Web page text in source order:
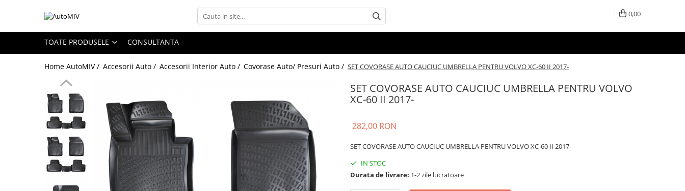
Toate Produsele
Oferta Saptamanii
Bloc Lumini
Butoane Reglare Oglinzi
Seturi Butoane
Butoane Blocare/Deblocare
Buton Frana
Buton Clapeta Rezervor
0,00
TOATE PRODUSELE CONSULTANTA
Home AutoMIV / Accesorii Auto / Accesorii Interior Auto / Covorase Auto/ Presuri Auto / SET COVORASE AUTO CAUCIUC UMBRELLA PENTRU VOLVO XC-60 II 2017-
SET COVORASE AUTO CAUCIUC UMBRELLA PENTRU VOLVO
XC-60 II 2017-
282,00 RON
SET COVORASE AUTO CAUCIUC UMBRELLA PENTRU VOLVO XC-60 II 2017-
IN STOC
Durata de livrare: 1-2 zile lucratoare